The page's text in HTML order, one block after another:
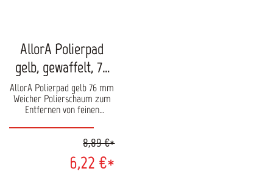
AllorA Polierpad
gelb, gewaffelt, 76
mm
AllorA Polierpad gelb 76 mm
Weicher Polierschaum zum
Entfernen von feinen
Hologrammen auf lackierten
Oberflächen. Zur
von Feinschleifpasten und
6,22 €*
8,89 €*